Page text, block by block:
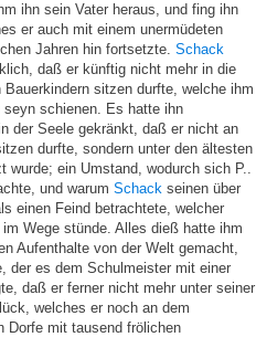
ihn sein Vater heraus, und fing ihn
er auch mit einem unermüdeten
Jahren hin fortsetzte. Schack
daß er künftig nicht mehr in die
Bauerkindern sitzen durfte, welche ihm
schienen. Es hatte ihn
der Seele gekränkt, daß er nicht an
durfte, sondern unter den ältesten
wurde; ein Umstand, wodurch sich P..
und warum Schack seinen über
einen Feind betrachtete, welcher
Wege stünde. Alles dieß hatte ihm
Aufenthalte von der Welt gemacht,
der es dem Schulmeister mit einer
daß er ferner nicht mehr unter seiner
welches er noch an dem
Dorfe mit tausend frölichen